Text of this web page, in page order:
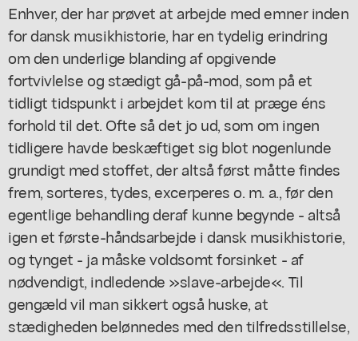
Enhver, der har prøvet at arbejde med emner inden
for dansk musikhistorie, har en tydelig erindring
om den underlige blanding af opgivende
fortvivlelse og stædigt gå-på-mod, som på et
tidligt tidspunkt i arbejdet kom til at præge éns
forhold til det. Ofte så det jo ud, som om ingen
tidligere havde beskæftiget sig blot nogenlunde
grundigt med stoffet, der altså først måtte findes
frem, sorteres, tydes, excerperes o. m. a., før den
egentlige behandling deraf kunne begynde - altså
igen et første-håndsarbejde i dansk musikhistorie,
og tynget - ja måske voldsomt forsinket - af
nødvendigt, indledende »slave-arbejde«. Til
gengæld vil man sikkert også huske, at
stædigheden belønnedes med den tilfredsstillelse,